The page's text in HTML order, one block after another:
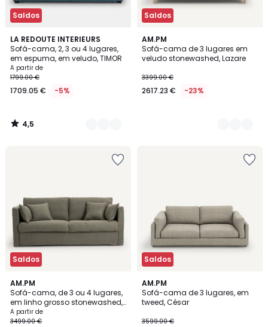
Saldos
LA REDOUTE INTERIEURS
Sofá-cama, 2, 3 ou 4 lugares,
em espuma, em veludo, TIMOR
A partir de
1799.00 €
1709.05 € -5%
4,5
/ 5
7
Cores
4,5
/
Saldos
AM.PM
Sofá-cama de 3 lugares em
veludo stonewashed, Lazare
3399.00 €
2617.23 € -23%
3
Cores
Saldos
AM.PM
Sofá-cama, de 3 ou 4 lugares,
em linho grosso stonewashed,
Camille
A partir de
3499.00 €
3
/
5
2
Cores
Saldos
AM.PM
Sofá-cama de 3 lugares, em
tweed, César
3599.00 €
3
Cores